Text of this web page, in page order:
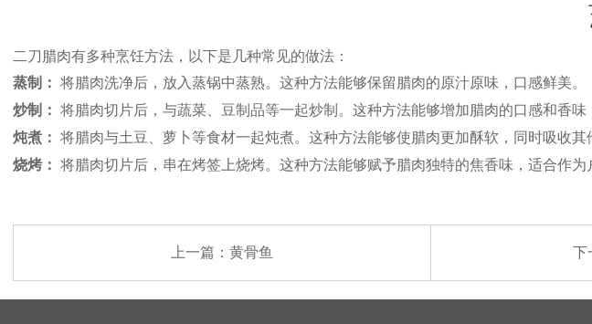
二刀腊肉有多种烹饪方法，以下是几种常见的做法：
蒸制： 将腊肉洗净后，放入蒸锅中蒸熟。这种方法能够保留腊肉的原汁原味，口感鲜美。
炒制： 将腊肉切片后，与蔬菜、豆制品等一起炒制。这种方法能够增加腊肉的口感和香味
炖煮： 将腊肉与土豆、萝卜等食材一起炖煮。这种方法能够使腊肉更加酥软，同时吸收其
烧烤： 将腊肉切片后，串在烤签上烧烤。这种方法能够赋予腊肉独特的焦香味，适合作为
上一篇： 黄骨鱼 下